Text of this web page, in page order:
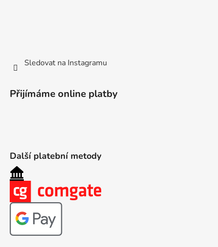
Sledovat na Instagramu
Přijímáme online platby
Další platební metody